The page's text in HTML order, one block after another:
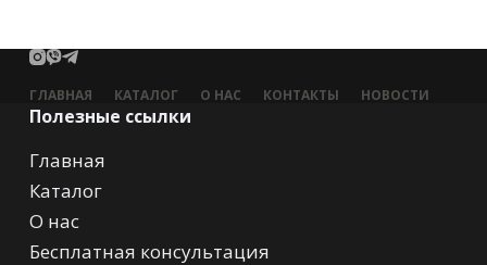
ГЛАВНАЯ КАТАЛОГ О НАС КОНТАКТЫ НОВОСТИ
Полезные ссылки
Главная
Каталог
О нас
Бесплатная консультация